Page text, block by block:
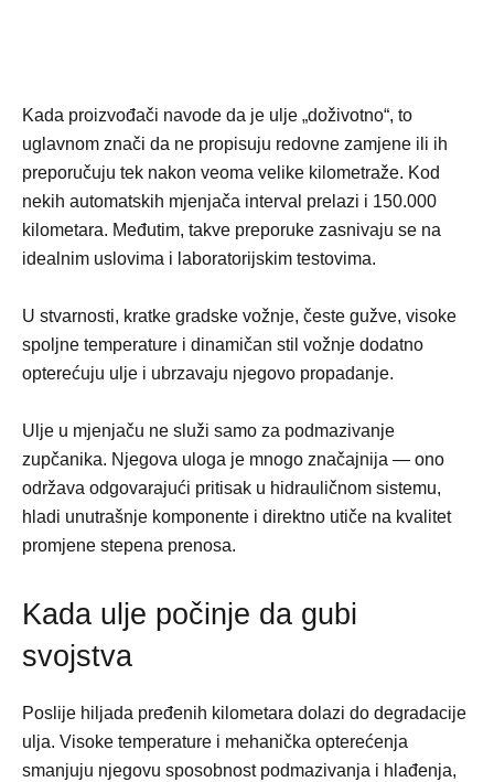
Kada proizvođači navode da je ulje „doživotno“, to
uglavnom znači da ne propisuju redovne zamjene ili ih
preporučuju tek nakon veoma velike kilometraže. Kod
nekih automatskih mjenjača interval prelazi i 150.000
kilometara. Međutim, takve preporuke zasnivaju se na
idealnim uslovima i laboratorijskim testovima.
U stvarnosti, kratke gradske vožnje, česte gužve, visoke
spoljne temperature i dinamičan stil vožnje dodatno
opterećuju ulje i ubrzavaju njegovo propadanje.
Ulje u mjenjaču ne služi samo za podmazivanje
zupčanika. Njegova uloga je mnogo značajnija — ono
održava odgovarajući pritisak u hidrauličnom sistemu,
hladi unutrašnje komponente i direktno utiče na kvalitet
promjene stepena prenosa.
Kada ulje počinje da gubi
svojstva
Poslije hiljada pređenih kilometara dolazi do degradacije
ulja. Visoke temperature i mehanička opterećenja
smanjuju njegovu sposobnost podmazivanja i hlađenja,